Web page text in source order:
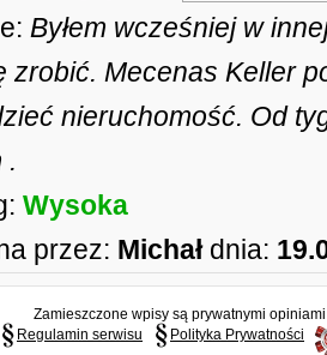
Byłem wcześniej w
zrobić. Mecenas Keller
nieruchomość. Od
.
Wysoka
przez: Michał dnia:
Zamieszczone wpisy są prywatnymi
Regulamin serwisu
Polityka Prywatności